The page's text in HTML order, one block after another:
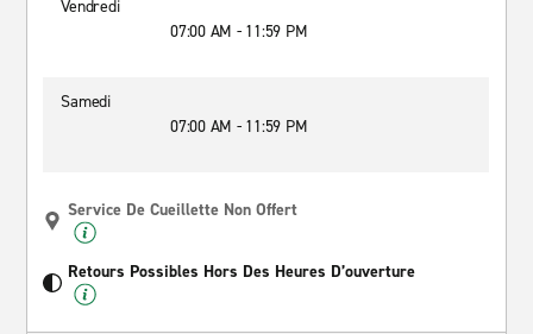
Vendredi
07:00 AM - 11:59 PM
Samedi
07:00 AM - 11:59 PM
Service De Cueillette Non Offert
Retours Possibles Hors Des Heures D’ouverture